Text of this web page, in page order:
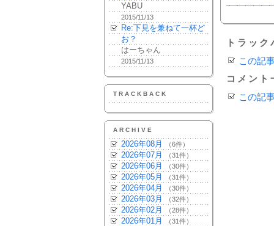
YABU
2015/11/13
Re:下見を兼ねて一杯ど
お？
はーちゃん
2015/11/13
TRACKBACK
ARCHIVE
2026年08月 （6件）
2026年07月 （31件）
2026年06月 （30件）
2026年05月 （31件）
2026年04月 （30件）
2026年03月 （32件）
2026年02月 （28件）
2026年01月 （31件）
トラッ
この記
コメント
この記